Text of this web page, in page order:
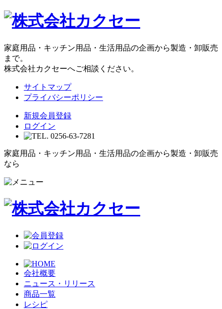
家庭用品・キッチン用品・生活用品の企画から製造・卸販売
まで。
株式会社カクセーへご相談ください。
サイトマップ
プライバシーポリシー
新規会員登録
ログイン
家庭用品・キッチン用品・生活用品の企画から製造・卸販売
なら
会社概要
ニュース・リリース
商品一覧
レシピ